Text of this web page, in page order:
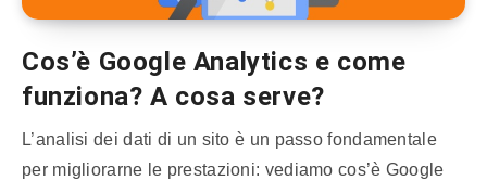
Cos’è Google Analytics e come
funziona? A cosa serve?
L’analisi dei dati di un sito è un passo fondamentale
per migliorarne le prestazioni: vediamo cos’è Google